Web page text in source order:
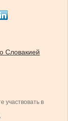
Словакией
участвовать в